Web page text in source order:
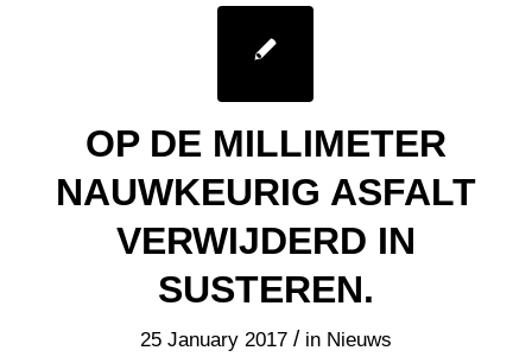
OP DE MILLIMETER
NAUWKEURIG ASFALT
VERWIJDERD IN
SUSTEREN.
25 January 2017 / in Nieuws